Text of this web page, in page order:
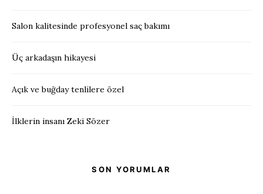
Salon kalitesinde profesyonel saç bakımı
Üç arkadaşın hikayesi
Açık ve buğday tenlilere özel
İlklerin insanı Zeki Sözer
SON YORUMLAR